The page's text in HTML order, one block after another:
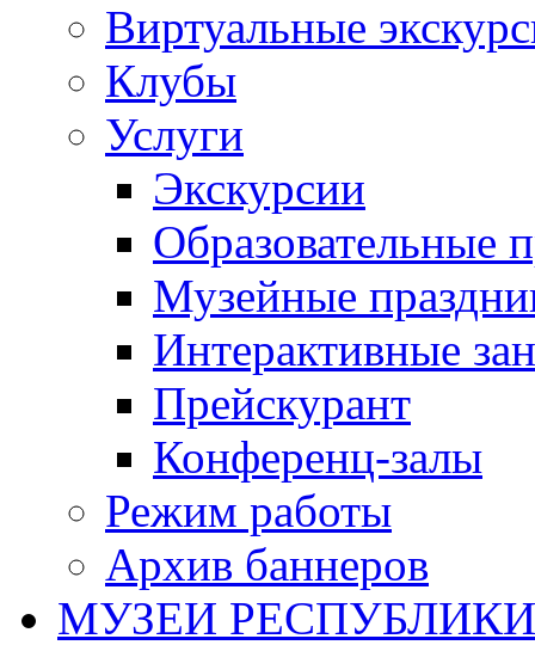
Виртуальные
Клубы
Услуги
Экскурсии
Образовательные
Музейные
Интерактивные
Прейскурант
Конференц-залы
Режим работы
Архив баннеров
МУЗЕИ РЕСПУБЛИКИ